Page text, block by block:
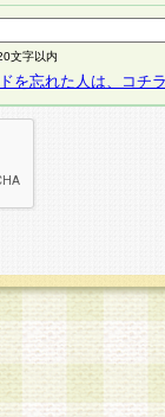
文字以内
を忘れた人は、コチ